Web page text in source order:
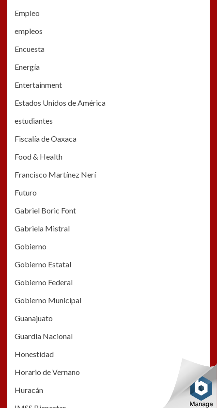
Empleo
empleos
Encuesta
Energía
Entertainment
Estados Unidos de América
estudiantes
Fiscalía de Oaxaca
Food & Health
Francisco Martínez Nerí
Futuro
Gabriel Boric Font
Gabriela Mistral
Gobierno
Gobierno Estatal
Gobierno Federal
Gobierno Municipal
Guanajuato
Guardia Nacional
Honestidad
Horario de Vernano
Huracán